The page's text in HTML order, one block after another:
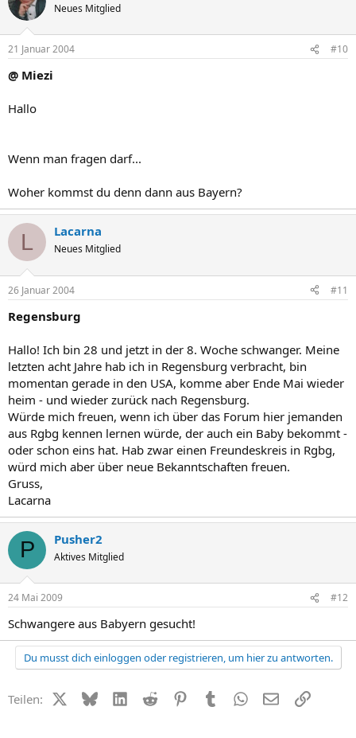
Neues Mitglied
21 Januar 2004 #10
@ Miezi
Hallo
Wenn man fragen darf...
Woher kommst du denn dann aus Bayern?
L Lacarna
Neues Mitglied
26 Januar 2004 #11
Regensburg
Hallo! Ich bin 28 und jetzt in der 8. Woche schwanger. Meine
letzten acht Jahre hab ich in Regensburg verbracht, bin
momentan gerade in den USA, komme aber Ende Mai wieder
heim - und wieder zurück nach Regensburg.
Würde mich freuen, wenn ich über das Forum hier jemanden
aus Rgbg kennen lernen würde, der auch ein Baby bekommt -
oder schon eins hat. Hab zwar einen Freundeskreis in Rgbg,
würd mich aber über neue Bekanntschaften freuen.
Gruss,
Lacarna
P Pusher2
Aktives Mitglied
24 Mai 2009 #12
Schwangere aus Babyern gesucht!
Du musst dich einloggen oder registrieren, um hier zu antworten.
Teilen: X (Twitter)
BlueskyLinkedIn
Reddit PinterestTumblr WhatsApp
E-MailLink